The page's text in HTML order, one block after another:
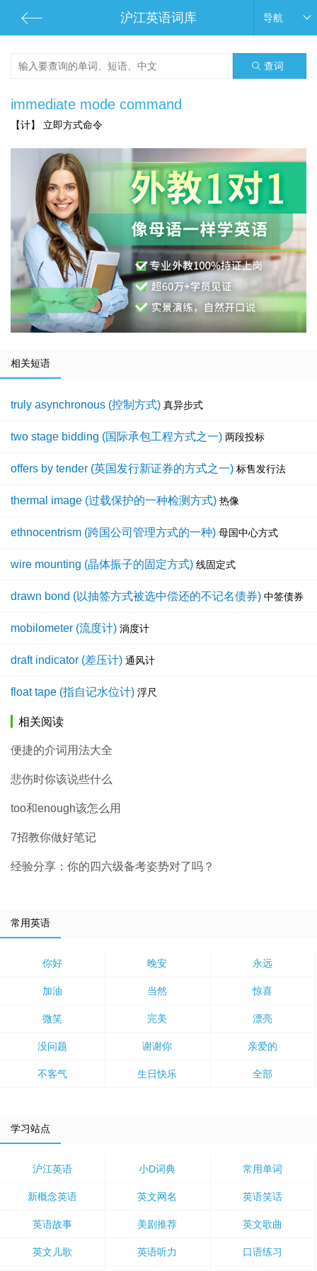
沪江英语词库 导航
查词
immediate mode command
【计】 立即方式命令
相关短语
truly asynchronous (控制方式) 真异步式
two stage bidding (国际承包工程方式之一) 两段投标
offers by tender (英国发行新证券的方式之一) 标售发行法
thermal image (过载保护的一种检测方式) 热像
ethnocentrism (跨国公司管理方式的一种) 母国中心方式
wire mounting (晶体振子的固定方式) 线固定式
drawn bond (以抽签方式被选中偿还的不记名债券) 中签债券
mobilometer (流度计) 淌度计
draft indicator (差压计) 通风计
float tape (指自记水位计) 浮尺
相关阅读
便捷的介词用法大全
悲伤时你该说些什么
too和enough该怎么用
7招教你做好笔记
经验分享：你的四六级备考姿势对了吗？
常用英语
你好 晚安 永远
加油 当然 惊喜
微笑 完美 漂亮
没问题 谢谢你 亲爱的
不客气 生日快乐 全部
学习站点
沪江英语 小D词典 常用单词
新概念英语 英文网名 英语笑话
英语故事 美剧推荐 英文歌曲
英文儿歌 英语听力 口语练习